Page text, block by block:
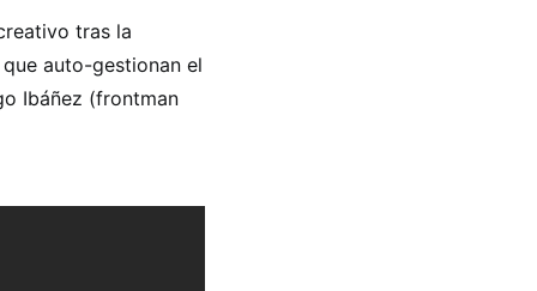
tras la
auto-gestionan el
Ibáñez (frontman